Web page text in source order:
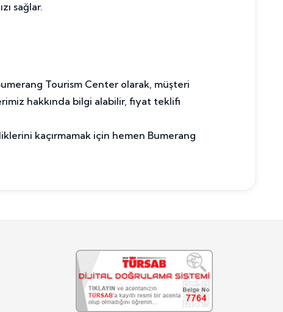
sağlar.
Tourism Center olarak, müşteri
hakkında bilgi alabilir, fiyat teklifi
kaçırmamak için hemen Bumerang